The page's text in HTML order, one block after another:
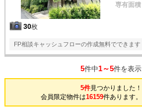
30枚
専有面積
FP相談キャッシュフローの作成無料でできます
5件中1～5件を表示
5件見つかりました！
会員限定物件は16159件あります。